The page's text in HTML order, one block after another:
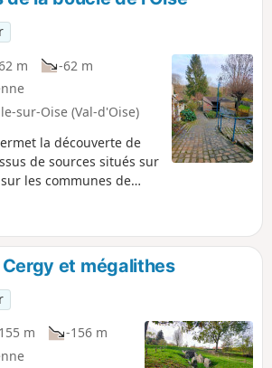
m
-62 m
sur-Oise (Val-d'Oise)
la découverte de
de sources situés sur
les communes de
le parc communal
"Parc Raclet", la Rue
curiosités, l'ancienne
Pontoise à Poissy, l'Axe
Gérard Philippe ainsi
des étangs de Cergy.
et mégalithes
m
-156 m